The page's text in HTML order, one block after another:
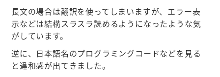
長文の場合は翻訳を使ってしまいますが、エラー表
示などは結構スラスラ読めるようになったような気
がしています。
逆に、日本語名のプログラミングコードなどを見る
と違和感が出てきました。